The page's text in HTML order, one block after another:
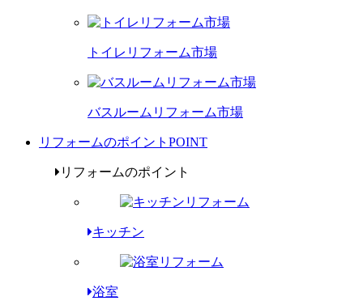
トイレリフォーム市場
バスルームリフォーム市場
リフォームのポイント POINT
リフォームのポイント
キッチン
浴室